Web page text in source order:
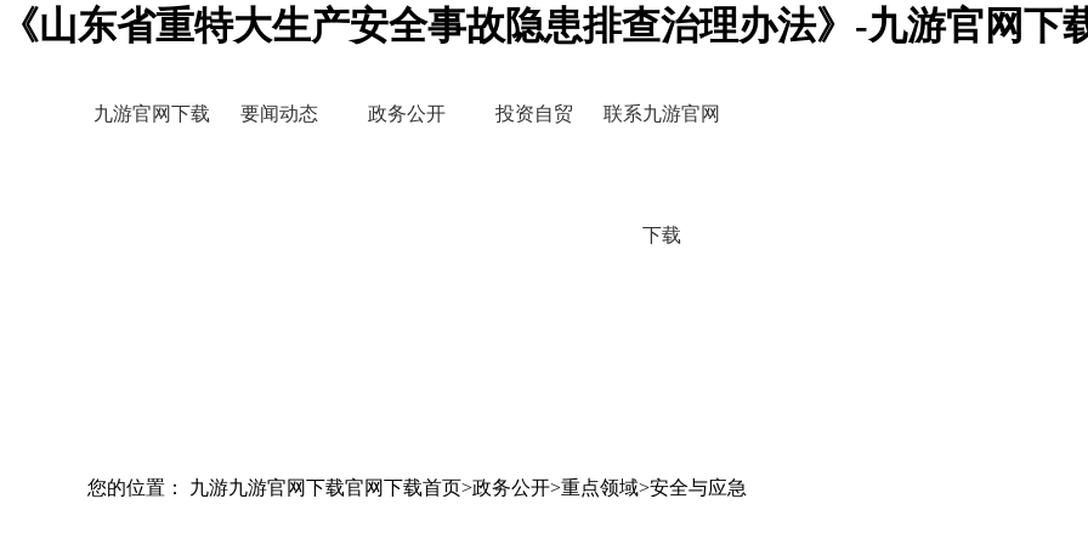
《山东省重特大生产安全事故隐患排查治理办法》-九游官网下
九游官网下载 要闻动态 政务公开 投资自贸 联系九游官网
下载
您的位置： 九游九游官网下载官网下载首页>政务公开>重点领域>安全与应急